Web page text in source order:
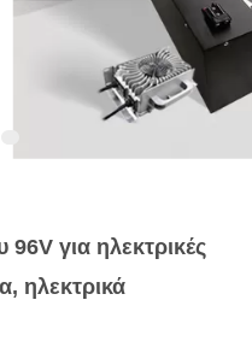
96V για ηλεκτρικές
ηλεκτρικά